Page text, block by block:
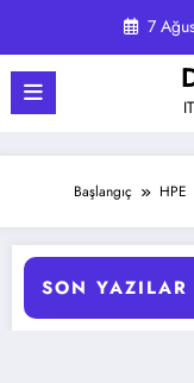
7
Başlangıç HPE
SON YAZILAR
ESXi Host